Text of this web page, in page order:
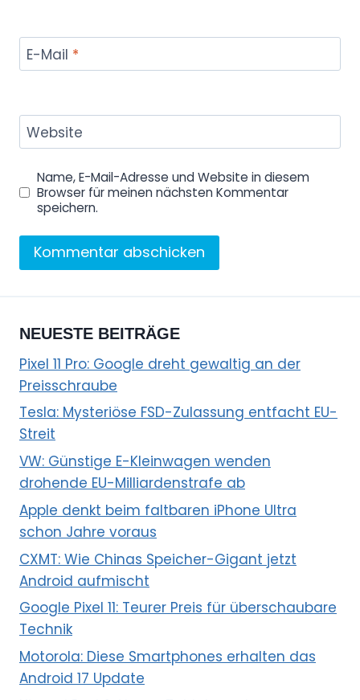
E-Mail *
Website
Name, E-Mail-Adresse und Website in diesem
Browser für meinen nächsten Kommentar
speichern.
NEUESTE BEITRÄGE
Pixel 11 Pro: Google dreht gewaltig an der
Preisschraube
Tesla: Mysteriöse FSD-Zulassung entfacht EU-
Streit
VW: Günstige E-Kleinwagen wenden
drohende EU-Milliardenstrafe ab
Apple denkt beim faltbaren iPhone Ultra
schon Jahre voraus
CXMT: Wie Chinas Speicher-Gigant jetzt
Android aufmischt
Google Pixel 11: Teurer Preis für überschaubare
Technik
Motorola: Diese Smartphones erhalten das
Android 17 Update